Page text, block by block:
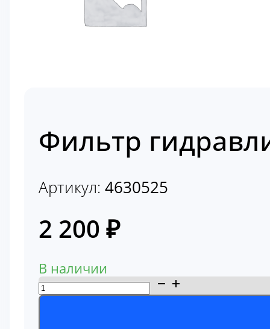
Фильтр
Артикул: 4630525
2 200 ₽
В наличии
Количество
товара